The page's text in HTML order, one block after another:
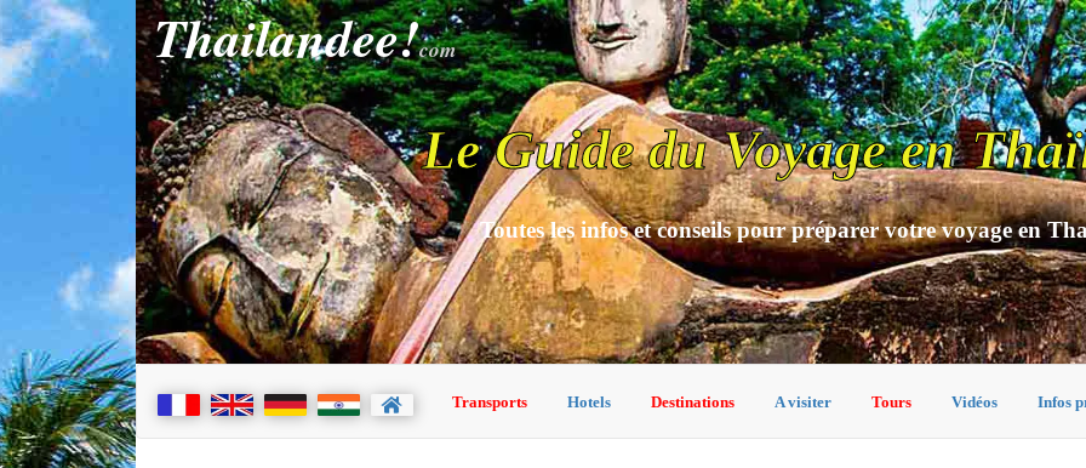
Thailandee!com
Le Guide du Voyage en
Toutes les infos et conseils pour préparer votre voyage en
Transports Hotels Destinations A visiter Tours Vidéos Infos